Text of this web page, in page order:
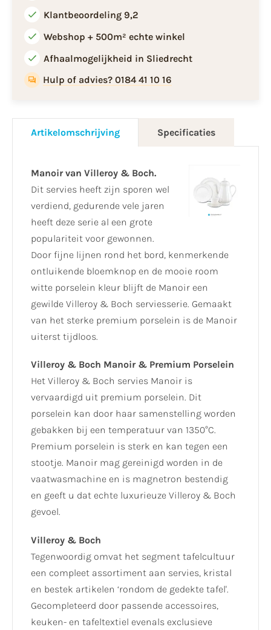
Klantbeoordeling 9,2
Webshop + 500m² echte winkel
Afhaalmogelijkheid in Sliedrecht
Hulp of advies? 0184 41 10 16
Artikelomschrijving Specificaties
Manoir van Villeroy & Boch.
Dit servies heeft zijn sporen wel
verdiend, gedurende vele jaren
heeft deze serie al een grote
populariteit voor gewonnen.
Door fijne lijnen rond het bord, kenmerkende
ontluikende bloemknop en de mooie room
witte porselein kleur blijft de Manoir een
gewilde Villeroy & Boch serviesserie. Gemaakt
van het sterke premium porselein is de Manoir
uiterst tijdloos.
Villeroy & Boch Manoir & Premium Porselein
Het Villeroy & Boch servies Manoir is
vervaardigd uit premium porselein. Dit
porselein kan door haar samenstelling worden
gebakken bij een temperatuur van 1350°C.
Premium porselein is sterk en kan tegen een
stootje. Manoir mag gereinigd worden in de
vaatwasmachine en is magnetron bestendig
en geeft u dat echte luxurieuze Villeroy & Boch
gevoel.
Villeroy & Boch
Tegenwoordig omvat het segment tafelcultuur
een compleet assortiment aan servies, kristal
en bestek artikelen ‘rondom de gedekte tafel'.
Gecompleteerd door passende accessoires,
keuken- en tafeltextiel evenals exclusieve